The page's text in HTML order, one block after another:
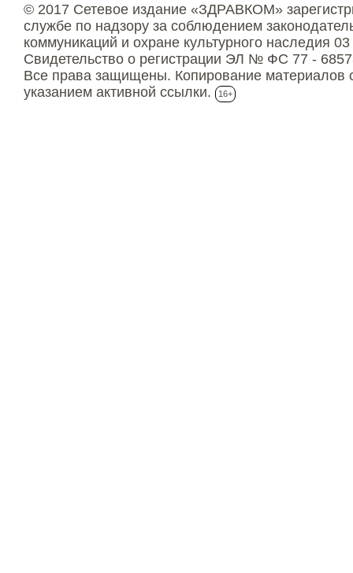
© 2017 Сетевое издание «ЗДРАВКОМ»
службе по надзору за соблюдением
коммуникаций и охране культурного наследия
Свидетельство о регистрации ЭЛ № ФС 77 -
Все права защищены. Копирование материалов
указанием активной ссылки.
16+